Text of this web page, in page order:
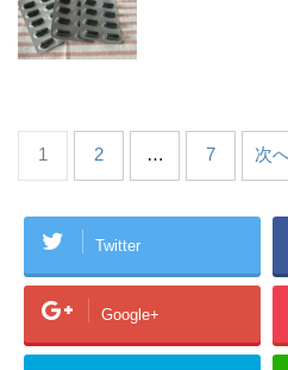
1 2 … 7 次
Twitter
Google+